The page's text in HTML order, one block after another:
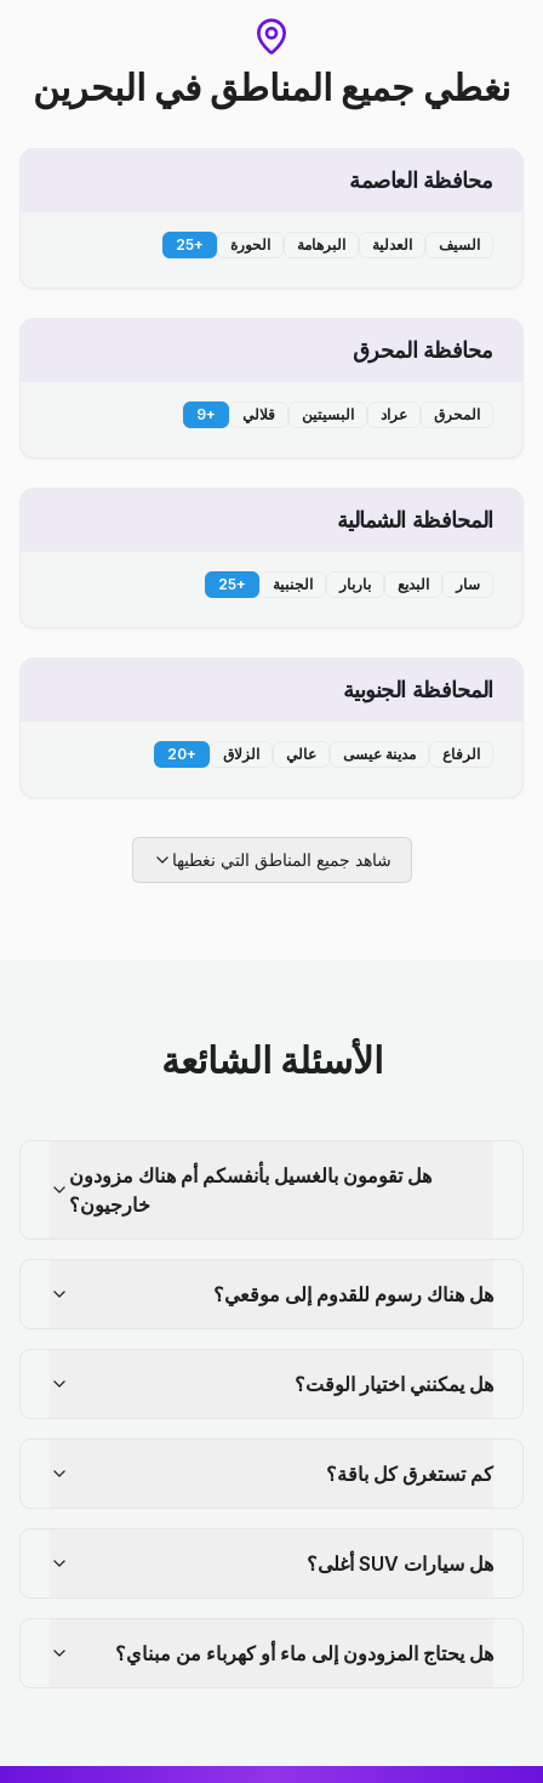
نغطي جميع المناطق في البحرين
محافظة العاصمة
السيف العدلية البرهامة الحورة +
25
محافظة المحرق
المحرق عراد البسيتين قلالي +
9
المحافظة الشمالية
سار البديع باربار الجنبية +
25
المحافظة الجنوبية
الرفاع مدينة عيسى عالي الزلاق +
20
شاهد جميع المناطق التي نغطيها
الأسئلة الشائعة
هل تقومون بالغسيل بأنفسكم أم هناك مزودون
خارجيون؟
هل هناك رسوم للقدوم إلى موقعي؟
هل يمكنني اختيار الوقت؟
كم تستغرق كل باقة؟
هل سيارات SUV أغلى؟
هل يحتاج المزودون إلى ماء أو كهرباء من مبناي؟